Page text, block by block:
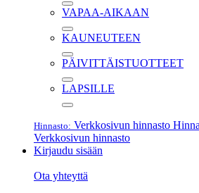
VAPAA-AIKAAN
KAUNEUTEEN
PÄIVITTÄISTUOTTEET
LAPSILLE
Hinnasto: Verkkosivun hinnasto
Verkkosivun hinnasto
Kirjaudu sisään
Ota yhteyttä